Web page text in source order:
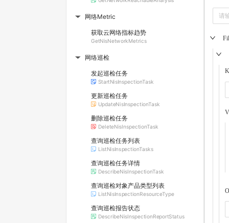
▶ 网络Metric
获取云网络指标趋势
GetNisNetworkMetrics
▶ 网络巡检
发起巡检任务
StartNisInspectionTask
更新巡检任务
UpdateNisInspectionTask
删除巡检任务
DeleteNisInspectionTask
查询巡检任务列表
ListNisInspectionTasks
查询巡检任务详情
DescribeNisInspectionTask
查询巡检对象产品类型列表
ListNisInspectionResourceType
查询巡检报告状态
DescribeNisInspectionReportStatus